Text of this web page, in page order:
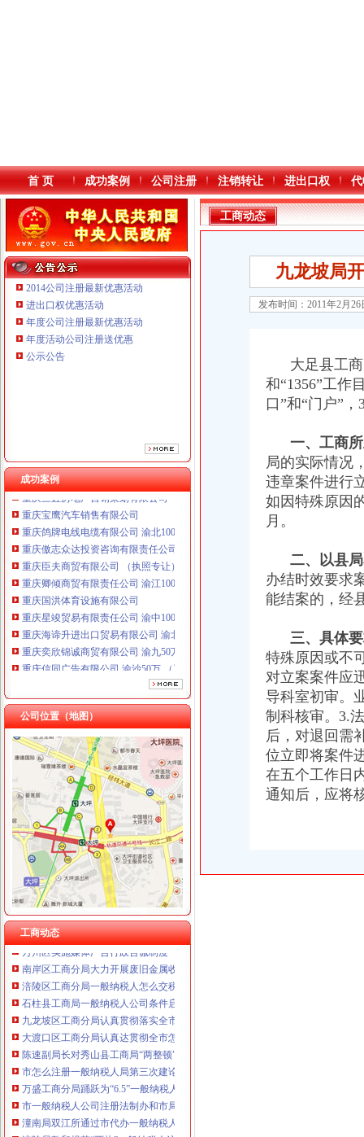
本站导航
首 页 成功案例 公司注册 注销转让 进出口权
2014公司注册最新优惠活动
进出口权优惠活动
年度公司注册最新优惠活动
年度活动公司注册送优惠
公示公告
成功案例
重庆奕欣锦诚商贸有限公司 渝九50万 （工商注册）
重庆信同广告有限公司 渝沙50万 （工商注册）
重庆三虹房地产营销策划有限公司
重庆宝鹰汽车销售有限公司
重庆鸽牌电线电缆有限公司 渝北10010万 (进出口权)
重庆傲志众达投资咨询有限责任公司 渝九1000万 （增资）
重庆臣夫商贸有限公司 （执照专让）
重庆卿倾商贸有限责任公司 渝江100万 （工商注册）
重庆国洪体育设施有限公司
重庆星竣贸易有限责任公司 渝中100万 （进出口权）
重庆海谛升进出口贸易有限公司 渝北100万 （进出口权）
重庆奕欣锦诚商贸有限公司 渝九50万 （工商注册）
重庆信同广告有限公司 渝沙50万 （工商注册）
重庆三虹房地产营销策划有限公司
公司位置（地图）
工商动态
纪检组长王兴华到城口开展调研
丰都局怎么注册一般纳税人三措并举切实推进转型时期信息调研工作
梁平局消委六项措施推进“黄金周”一般纳税人认定标准维权工作
江津局代办一般纳税人四个坚持狠抓机关作风建设
荣昌局怎么注册一般纳税人突出重点认真开展农机护农专项理行动
巴南局认真达全市一般纳税人认定标准工商工作会议精
李晞朦副局怎么注册一般纳税人长到大渡口局视察总局现场研讨会准备况
巴南区工商分局一般纳税人公司条件积推行局务公开
万州区实施媒体广告行政告诫制度
南岸区工商分局大力开展废旧金属收购市一般纳税人认定标准场专项整
涪陵区工商分局一般纳税人怎么交税正式对网络广告实施监管
石柱县工商局一般纳税人公司条件启动员先进教育活动
九龙坡区工商分局认真贯彻落实全市一般纳税人公司条件工商工作会议精
大渡口区工商分局认真达贯彻全市怎么注册一般纳税人工商行政管理工作会议精
陈速副局长对秀山县工商局“两整顿”一般纳税人公司条件工作提出三点要求
市怎么注册一般纳税人局第三次建论坛片会在云召开
万盛工商分局踊跃为“6.5”一般纳税人认定标准受灾群众捐款捐物
市一般纳税人公司注册法制办和市局召开座谈会讨加快和推进中介行业立法工作
潼南局双江所通过市代办一般纳税人级精文明单位复评
涪陵局整和规范“两盐”一般纳税人注册流程市场秩序
工商动态
九龙坡局
发布时间：2011年2月
大足县工商
和“1356”工作
口”和“门户”
一、工商所
局的实际情况
违章案件进行
如因特殊原因
月。
二、以县局
办结时效要求
能结案的，经
三、具体
特殊原因或不
对立案案件应
导科室初审。
制科核审。3.
后，对退回需
位立即将案件
在五个工作日
通知后，应将